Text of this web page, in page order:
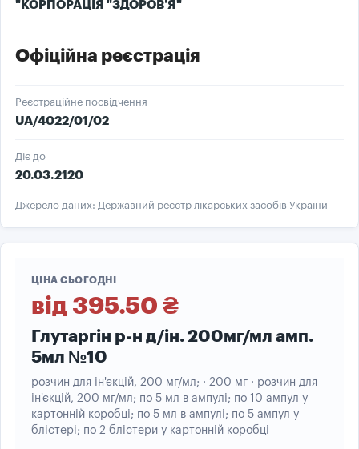
"КОРПОРАЦІЯ "ЗДОРОВ’Я"
Офіційна реєстрація
Реєстраційне посвідчення
UA/4022/01/02
Діє до
20.03.2120
Джерело даних: Державний реєстр лікарських засобів України
ЦІНА СЬОГОДНІ
від 395.50 ₴
Глутаргін р-н д/ін. 200мг/мл амп.
5мл №10
розчин для ін'єкцій, 200 мг/мл; · 200 мг · розчин для
ін'єкцій, 200 мг/мл; по 5 мл в ампулі; по 10 ампул у
картонній коробці; по 5 мл в ампулі; по 5 ампул у
блістері; по 2 блістери у картонній коробці